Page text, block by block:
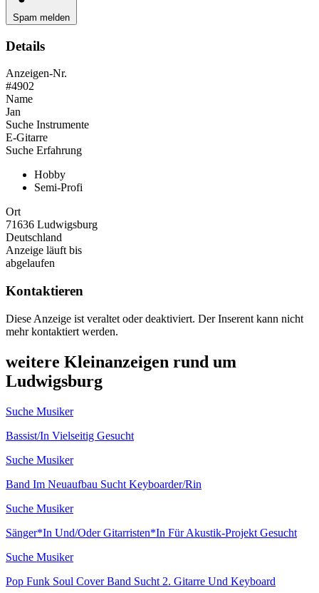
Spam melden
Details
Anzeigen-Nr.
#4902
Name
Jan
Suche Instrumente
E-Gitarre
Suche Erfahrung
Hobby
Semi-Profi
Ort
71636 Ludwigsburg
Deutschland
Anzeige läuft bis
abgelaufen
Kontaktieren
Diese Anzeige ist veraltet oder deaktiviert. Der Inserent kann nicht
mehr kontaktiert werden.
weitere Kleinanzeigen rund um
Ludwigsburg
Suche Musiker
Bassist/In Vielseitig Gesucht
Suche Musiker
Band Im Neuaufbau Sucht Keyboarder/Rin
Suche Musiker
Sänger*In Und/Oder Gitarristen*In Für Akustik-Projekt Gesucht
Suche Musiker
Pop Funk Soul Cover Band Sucht 2. Gitarre Und Keyboard